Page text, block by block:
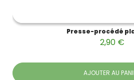
Presse-procédé
2,90 €
AJOUTER AU